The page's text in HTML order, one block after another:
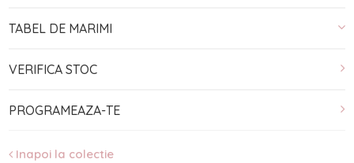
TABEL DE MARIMI
VERIFICA STOC
PROGRAMEAZA-TE
Inapoi la colectie